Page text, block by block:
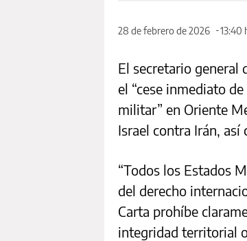
28 de febrero de 2026 13:40
El secretario general
el “cese inmediato
militar” en Oriente
Israel contra Irán, así
“Todos los Estados
del derecho
Carta prohíbe
integridad territorial